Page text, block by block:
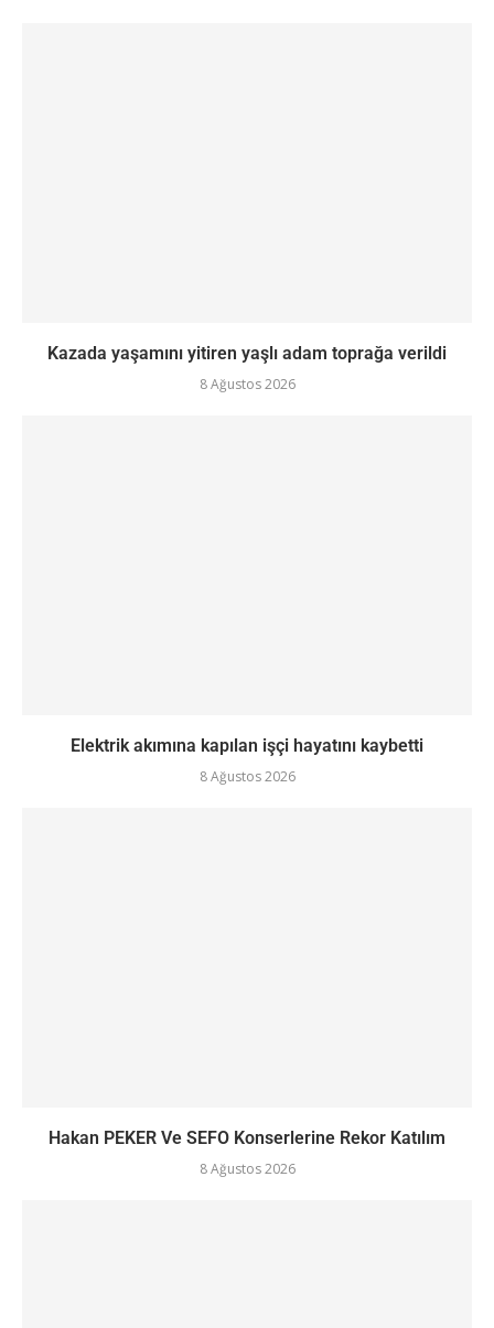
Kazada yaşamını yitiren yaşlı adam toprağa verildi
8 Ağustos 2026
Elektrik akımına kapılan işçi hayatını kaybetti
8 Ağustos 2026
Hakan PEKER Ve SEFO Konserlerine Rekor Katılım
8 Ağustos 2026